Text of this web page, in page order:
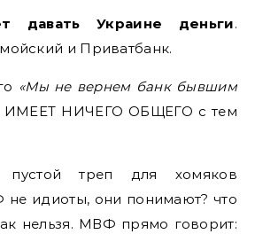
давать Украине деньги.
и Приватбанк.
«Мы не вернем банк бывшим
НИЧЕГО ОБЩЕГО с тем
треп для хомяков
не идиоты, они понимают? что
нельзя. МВФ прямо говорит: